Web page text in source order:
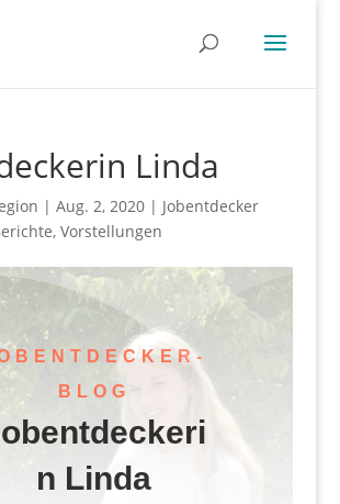
Linda
| Aug. 2, 2020| Jobentdecker
, Vorstellungen
BLOG
n Linda